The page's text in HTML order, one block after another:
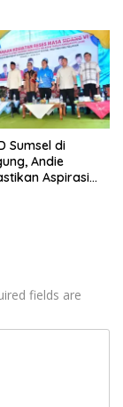
Sumsel di
Andie
Aspirasi
fields are